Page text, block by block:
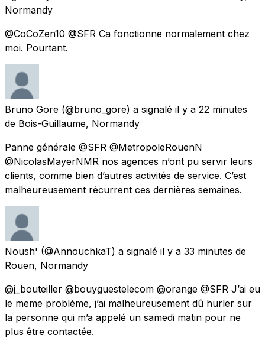
Normandy
@CoCoZen10 @SFR Ca fonctionne normalement chez
moi. Pourtant.
Bruno Gore (@bruno_gore) a signalé il y a 22 minutes
de Bois-Guillaume, Normandy
Panne générale @SFR @MetropoleRouenN
@NicolasMayerNMR nos agences n’ont pu servir leurs
clients, comme bien d’autres activités de service. C’est
malheureusement récurrent ces dernières semaines.
Noush' (@AnnouchkaT) a signalé il y a 33 minutes de
Rouen, Normandy
@j_bouteiller @bouyguestelecom @orange @SFR J’ai eu
le meme problème, j’ai malheureusement dû hurler sur
la personne qui m’a appelé un samedi matin pour ne
plus être contactée.